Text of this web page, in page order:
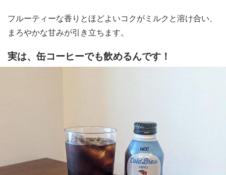
フルーティーな香りとほどよいコクがミルクと溶け合い、
まろやかな甘みが引き立ちます。
実は、缶コーヒーでも飲めるんです！